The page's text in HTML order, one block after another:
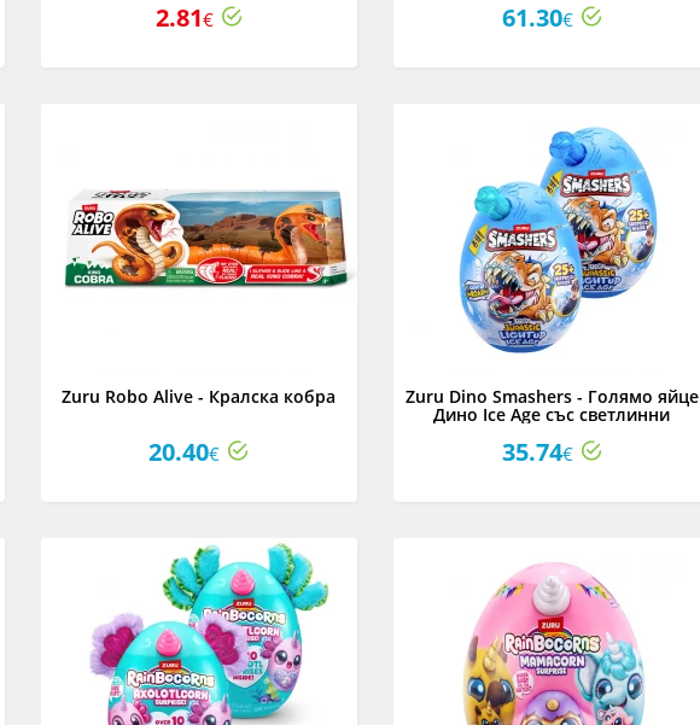
2.81€ 61.30€
Zuru Robo Alive - Кралска кобра
20.40€
Zuru Dino Smashers - Голямо яйце
Дино Ice Age със светлинни
35.74€